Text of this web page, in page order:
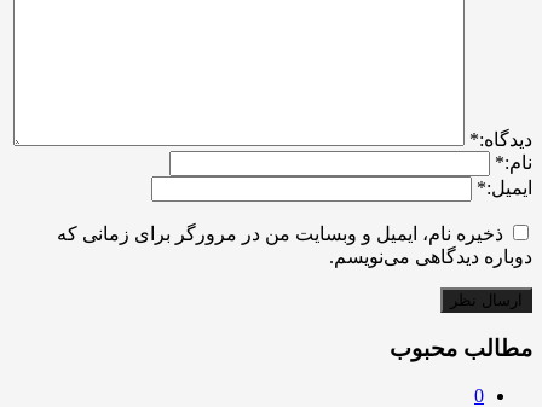
ديدگاه:*
نام:*
ایمیل:*
ذخیره نام، ایمیل و وبسایت من در مرورگر برای زمانی که
دوباره دیدگاهی می‌نویسم.
مطالب محبوب
0